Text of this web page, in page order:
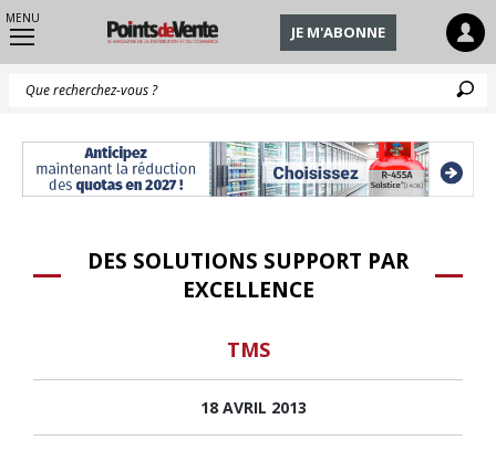
MENU
JE M'ABONNE
DES SOLUTIONS SUPPORT PAR
EXCELLENCE
TMS
18 AVRIL 2013